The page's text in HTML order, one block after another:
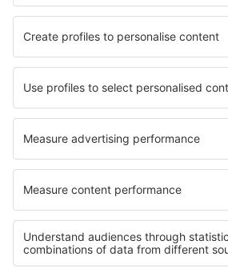
Hotels in Oevenum Hotels in
Hotels in Santa Fe Hotels in Gorzow
Hotels in Salvaterra Hotels in
Die besten Hotels - Regionen
Hotels im Jasper-Nationalpark
Hotels auf Prinz-Edward-Insel Hotels
Hotels in Rosario and San Bernardo Islands